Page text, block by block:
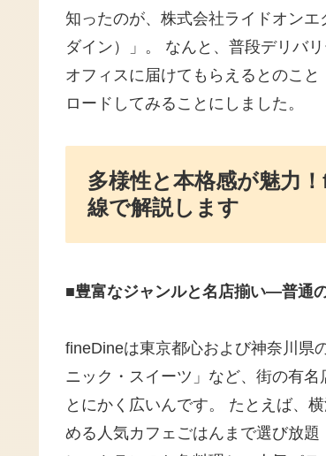
知ったのが、株式会社ライドオン
ダイン）」。 なんと、普段デリバ
オフィスに届けてもらえるとのこ
ロードしてみることにしました。
多様性と本格感が魅力
線で解説します
■豊富なジャンルと名店揃い―普通
fineDineは東京都心および神奈川県
ニック・スイーツ」など、街の有
とにかく広いんです。 たとえば、
める人気カフェごはんまで選び放